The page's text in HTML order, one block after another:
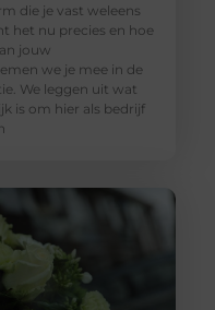
die je vast weleens
het nu precies en hoe
jouw
we je mee in de
We leggen uit wat
is om hier als bedrijf